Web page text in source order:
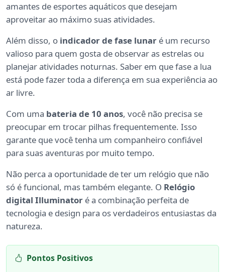
amantes de esportes aquáticos que desejam
aproveitar ao máximo suas atividades.
Além disso, o indicador de fase lunar é um recurso
valioso para quem gosta de observar as estrelas ou
planejar atividades noturnas. Saber em que fase a lua
está pode fazer toda a diferença em sua experiência ao
ar livre.
Com uma bateria de 10 anos, você não precisa se
preocupar em trocar pilhas frequentemente. Isso
garante que você tenha um companheiro confiável
para suas aventuras por muito tempo.
Não perca a oportunidade de ter um relógio que não
só é funcional, mas também elegante. O Relógio
digital Illuminator é a combinação perfeita de
tecnologia e design para os verdadeiros entusiastas da
natureza.
Pontos Positivos